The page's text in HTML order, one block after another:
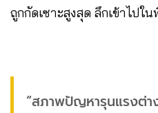
ถูกกัดเซาะสูงสุด ลึกเข้าไปใ
“สภาพปัญหารุนแรงต่า